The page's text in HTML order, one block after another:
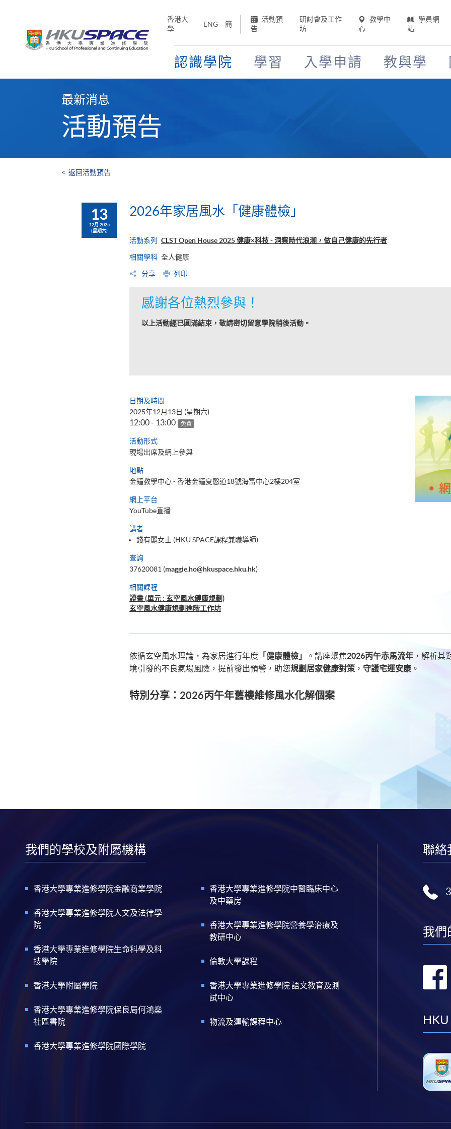
香港大
學
ENG 簡
活動預
告
研討會及工作
坊
教學中
心
學員網
站
認識學院 學習 入學申請 教與學
最新消息
活動預告
< 返回活動預告
13
12月 2025
(星期六)
2026年家居風水「健康體檢」
活動系列 CLST Open House 2025 健康×科技 - 洞察時代浪潮，做自己健康的先行者
相關學科 全人健康
分享 列印
感謝各位熱烈參與！
以上活動經已圓滿結束，敬請密切留意學院稍後活動。
日期及時間
2025年12月13日 (星期六)
12:00 - 13:00 免費
活動形式
現場出席及網上參與
地點
金鐘教學中心 - 香港金鐘夏慤道18號海富中心2樓204室
網上平台
YouTube直播
講者
錢有麗女士 (HKU SPACE課程兼職導師)
查詢
37620081 (maggie.ho@hkuspace.hku.hk)
相關課程
證書 (單元 : 玄空風水健康規劃)
玄空風水健康規劃進階工作坊
依循玄空風水理論，為家居進行年度 「健康體檢」 。講座聚焦2026丙午赤馬流年 ，解析其
境引發的不良氣場風險，提前發出預警，助您規劃居家健康對策 ， 守護宅運安康 。
特別分享：2026丙午年舊樓維修風水化解個案
我們的學校及附屬機構
香港大學專業進修學院金融商業學院
香港大學專業進修學院人文及法律學
院
香港大學專業進修學院生命科學及科
技學院
香港大學附屬學院
香港大學專業進修學院保良局何鴻燊
社區書院
香港大學專業進修學院國際學院
香港大學專業進修學院中醫臨床中心
及中藥房
香港大學專業進修學院營養學治療及
教研中心
倫敦大學課程
香港大學專業進修學院 語文教育及測
試中心
物流及運輸課程中心
聯絡
我們
HKU